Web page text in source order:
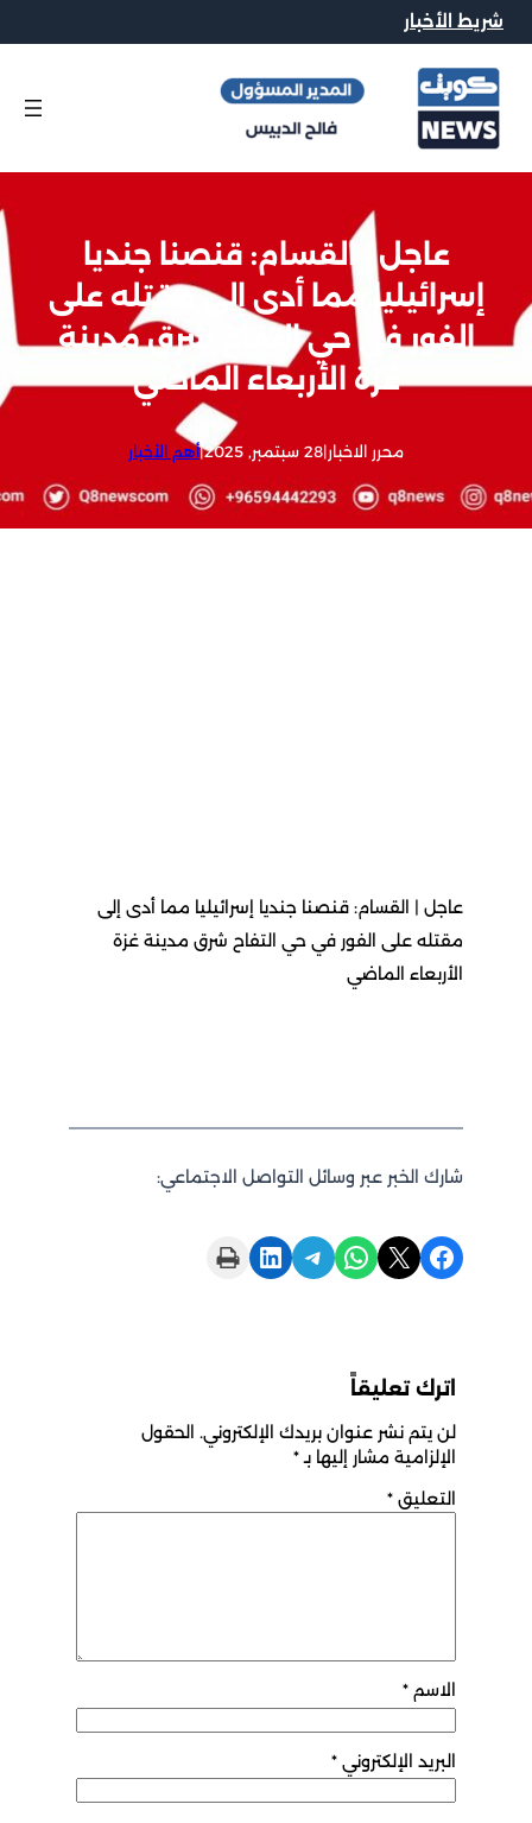
شريط الأخبار
عاجل | القسام: قنصنا جنديا
إسرائيليا مما أدى إلى مقتله على
الفور في حي التفاح شرق مدينة
غزة الأربعاء الماضي
محرر الاخبار|28 سبتمبر, 2025 |أهم الأخبار
عاجل | القسام: قنصنا جنديا إسرائيليا مما أدى إلى
مقتله على الفور في حي التفاح شرق مدينة غزة
الأربعاء الماضي
شارك الخبر عبر وسائل التواصل الاجتماعي:
Share on Facebook
Share on X
Share on WhatsApp
Share on Telegram
Share on LinkedIn
Print this Page
اترك تعليقاً
لن يتم نشر عنوان بريدك الإلكتروني. الحقول
الإلزامية مشار إليها بـ*
التعليق *
الاسم *
البريد الإلكتروني *